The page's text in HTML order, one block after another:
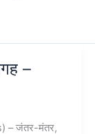
–
– जंतर-मंतर,